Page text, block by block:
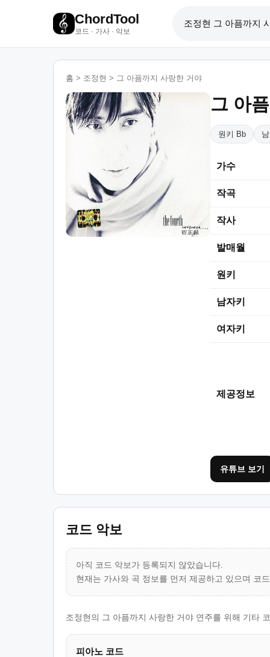
ChordTool
코드 · 가사 · 악보
홈 > 조정현 > 그 아픔까지 사랑한 거야
그 아
원키 Bb
가수
작곡
작사
발매월
원키
남자키
여자키
제공정보
유튜브 보기
코드 악보
아직 코드 악보가 등록되지 않았습니다.
현재는 가사와 곡 정보를 먼저 제공하고 있으며 코
조정현의 그 아픔까지 사랑한 거야 연주를 위해 기타
피아노 코드